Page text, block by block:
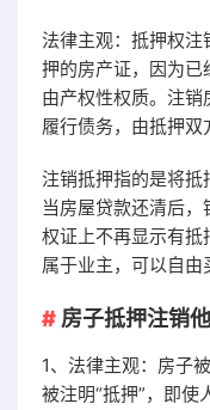
法律主观：抵押权
押的房产证，因为已
由产权性权质。注
履行债务，由抵押双
注销抵押指的是将抵
当房屋贷款还清后
权证上不再显示有抵
属于业主，可以自由
房子抵押注销
1、法律主观：房子
被注明“抵押”，即